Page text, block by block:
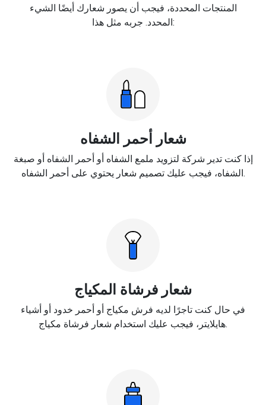
المنتجات المحددة، فيجب أن يصور شعارك أيضًا الشيء
المحدد. جربه مثل هذا:
شعار أحمر الشفاه
إذا كنت تدير شركة لتزويد ملمع الشفاه أو أحمر الشفاه أو صبغة
الشفاه، فيجب عليك تصميم شعار يحتوي على أحمر الشفاه.
شعار فرشاة المكياج
في حال كنت تاجرًا لديه فرش مكياج أو أحمر خدود أو أشياء
هايلايتر، فيجب عليك استخدام شعار فرشاة مكياج.